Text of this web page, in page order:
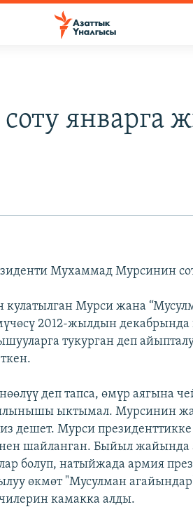
январга
Мухаммад Мурсинин
кулатылган Мурси жана
2012-жылдын декабрында
тукурган деп
деп тапса, өмүр аягына
ыктымал. Мурсинин
дешет. Мурси
шайланган. Быйыл жайында
болуп, натыйжада армия
өкмөт "Мусулман
камакка алды.